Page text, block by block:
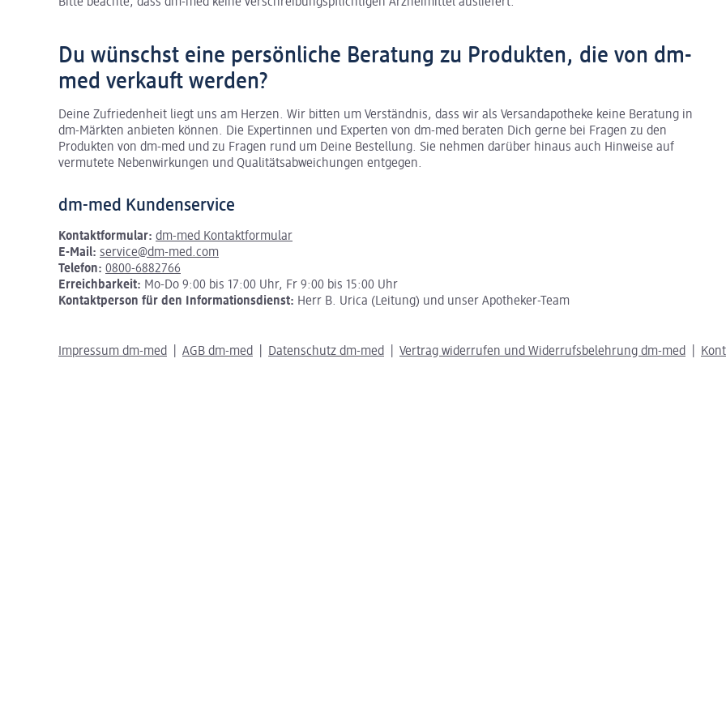
Du wünschst eine persönliche Beratung zu Produkten, die von dm-
med verkauft werden?
Deine Zufriedenheit liegt uns am Herzen. Wir bitten um Verständnis, dass wir als Versandapotheke keine Beratung in
dm-Märkten anbieten können. Die Expertinnen und Experten von dm-med beraten Dich gerne bei Fragen zu den
Produkten von dm-med und zu Fragen rund um Deine Bestellung. Sie nehmen darüber hinaus auch Hinweise auf
vermutete Nebenwirkungen und Qualitätsabweichungen entgegen.
dm-med Kundenservice
Kontaktformular: dm-med Kontaktformular
E-Mail: service@dm-med.com
Telefon: 0800-6882766
Erreichbarkeit: Mo-Do 9:00 bis 17:00 Uhr, Fr 9:00 bis 15:00 Uhr
Kontaktperson für den Informationsdienst: Herr B. Urica (Leitung) und unser Apotheker-Team
Impressum dm-med AGB dm-med Datenschutz dm-med Vertrag widerrufen und Widerrufsbelehrung dm-med